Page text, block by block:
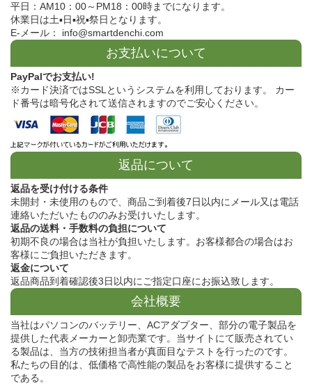
平日：AM10：00～PM18：00時までになります。
休業日は土▪日▪祝▪祭日となります。
E-メール： info@smartdenchi.com
お支払いについて
PayPalでお支払い!
※カード決済ではSSLというシステムを利用しております。 カー
ド番号は暗号化されて送信されますのでご安心ください。
返品について
返品を受け付ける条件
未開封・未使用のもので、商品ご到着後7日以内にメール又は電話
連絡いただいたもののみお受けいたします。
返品の送料・手数料の負担について
初期不良の場合は当社が負担いたします。お客様都合の場合はお
客様にご負担いただきます。
返金について
返品商品到着確認後3日以内にご指定口座にお振込致します。
会社概要
当社はパソコンのバッテリー、ACアダプター、部分の電子製品を
提供した代表メーカーと卸売業です。当サイトにて販売されてい
る製品は、当方の技術担当者が真面目なテストを行ったのです。
私たちの目的は、低価格で高性能の製品をお客様に提供すること
である。